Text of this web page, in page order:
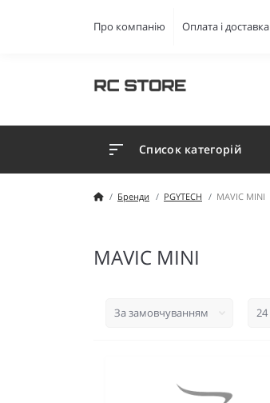
Про компанію Оплата і доставка
Список категорій
Бренди PGYTECH MAVIC MINI
MAVIC MINI